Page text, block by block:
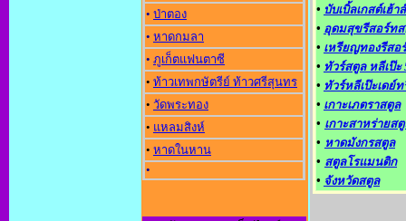
• ป่าตอง
• หาดกมลา
• ภูเก็ตแฟนตาซี
• ท้าวเทพกษัตรีย์ ท้าวศรีสุนทร
• วัดพระทอง
• แหลมสิงห์
• หาดในหาน
•
• บับเบิ้ลเกสต์เฮ้าส์
• อุดมสุขรีสอร์ท
• เหรียญทองรีสอ
• ทัวร์สตูล หลีเป๊ะ
• ทัวร์หลีเป๊ะเดย์ท
• เกาะเภตราสตูล
• เกาะสาหร่ายส
• หาดมังกรสตูล
• สตูลโรแมนติก
• จังหวัดสตูล